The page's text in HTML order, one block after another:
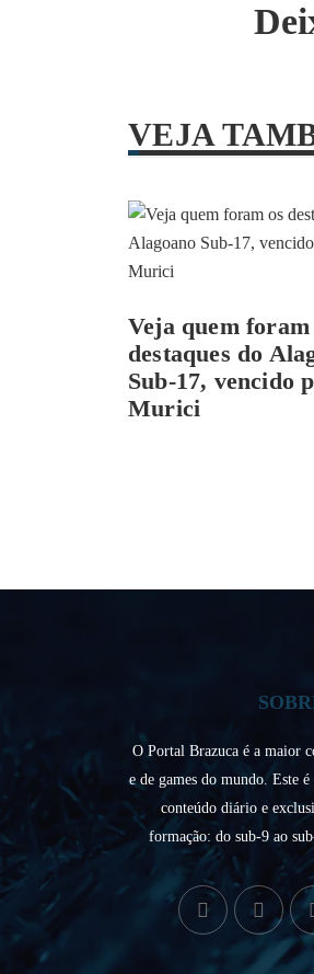
VEJA
Veja quem foram
destaques do
Sub-17, vencido
Murici
O Portal Brazuca é a maior
e de games do mundo. Este
conteúdo diário e
formação: do sub-9 ao